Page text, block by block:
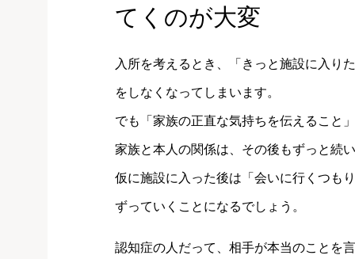
てくのが大変
入所を考えるとき、「きっと施設に入り
をしなくなってしまいます。
でも「家族の正直な気持ちを伝えること
家族と本人の関係は、その後もずっと続
仮に施設に入った後は「会いに行くつも
ずっていくことになるでしょう。
認知症の人だって、相手が本当のことを